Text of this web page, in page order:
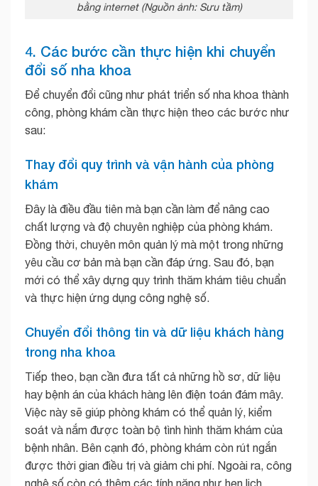
bằng internet (Nguồn ảnh: Sưu tầm)
4. Các bước cần thực hiện khi chuyển
đổi số nha khoa
Để chuyển đổi cũng như phát triển số nha khoa thành
công, phòng khám cần thực hiện theo các bước như
sau:
Thay đổi quy trình và vận hành của phòng
khám
Đây là điều đầu tiên mà bạn cần làm để nâng cao
chất lượng và độ chuyên nghiệp của phòng khám.
Đồng thời, chuyên môn quản lý mà một trong những
yêu cầu cơ bản mà bạn cần đáp ứng. Sau đó, bạn
mới có thể xây dựng quy trình thăm khám tiêu chuẩn
và thực hiện ứng dụng công nghệ số.
Chuyển đổi thông tin và dữ liệu khách hàng
trong nha khoa
Tiếp theo, bạn cần đưa tất cả những hồ sơ, dữ liệu
hay bệnh án của khách hàng lên điện toán đám mây.
Việc này sẽ giúp phòng khám có thể quản lý, kiểm
soát và nắm được toàn bộ tình hình thăm khám của
bệnh nhân. Bên cạnh đó, phòng khám còn rút ngắn
được thời gian điều trị và giảm chi phí. Ngoài ra, công
nghệ số còn có thêm các tính năng như hẹn lịch,